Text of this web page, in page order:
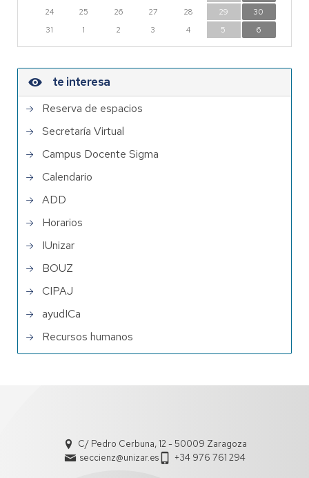
24
25 26 27 28 29
30
31
1 2 3 4 5 6
te interesa
Reserva de espacios
Secretaría Virtual
Campus Docente Sigma
Calendario
ADD
Horarios
IUnizar
BOUZ
CIPAJ
ayudICa
Recursos humanos
C/ Pedro Cerbuna, 12 - 50009 Zaragoza
seccienz@unizar.es
+34 976 761 294